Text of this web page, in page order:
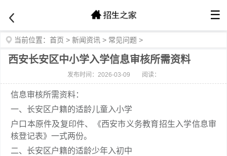
☰
当前位置： 首页 > 新闻资讯 > 常见问题 >
西安长安区中小学入学信息审核所需资料
发布时间：2026-03-09 阅读：
信息审核所需资料：
一、长安区户籍的适龄儿童入小学
户口本原件及复印件、《西安市义务教育招生入学信息审
核登记表》一式两份。
二、长安区户籍的适龄少年入初中